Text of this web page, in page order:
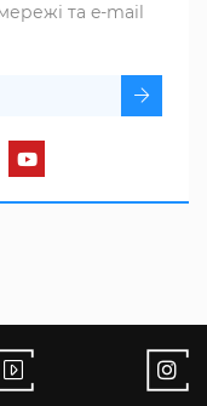
та e-mail